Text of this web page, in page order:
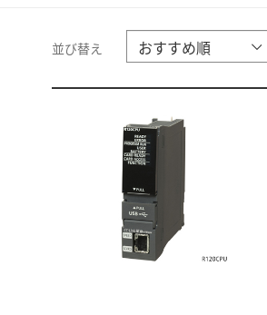
並び替え